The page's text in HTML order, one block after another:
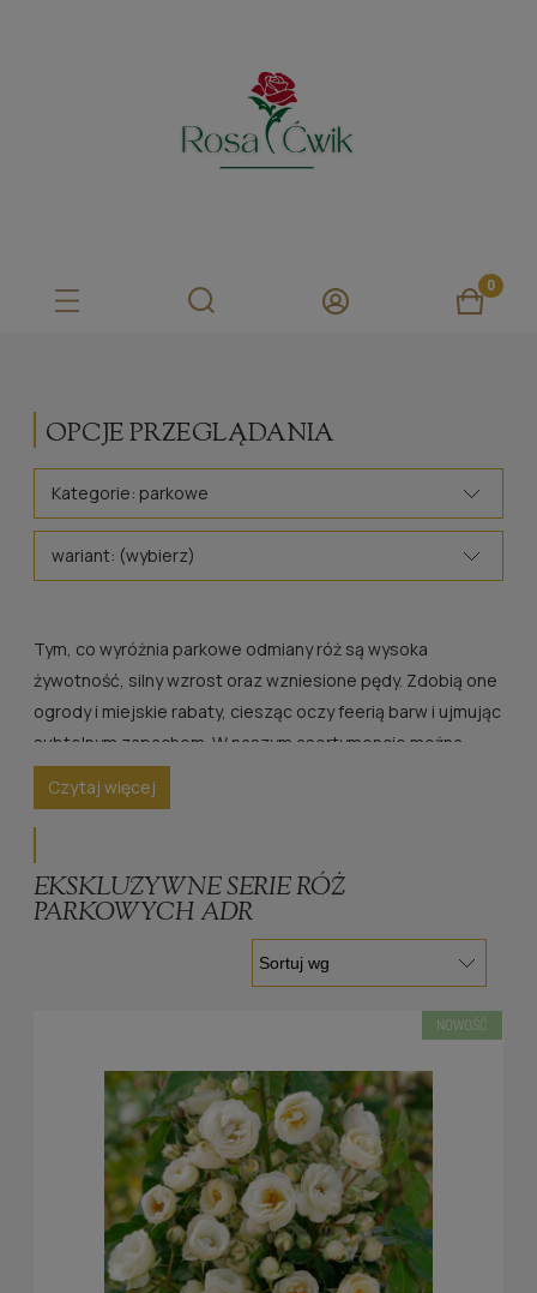
OPCJE PRZEGLĄDANIA
Kategorie: parkowe
wariant: (wybierz)
Tym, co wyróżnia parkowe odmiany róż są wysoka
żywotność, silny wzrost oraz wzniesione pędy. Zdobią one
ogrody i miejskie rabaty, ciesząc oczy feerią barw i ujmując
subtelnym zapachem. W naszym asortymencie można
znaleźć róże parkowe z certyfikatem ADR, który stanowi
potwierdzenie ich wysokiej jakości, a także wyjątkowej
Czytaj więcej
EKSKLUZYWNE SERIE RÓŻ
PARKOWYCH ADR
NOWOŚĆ